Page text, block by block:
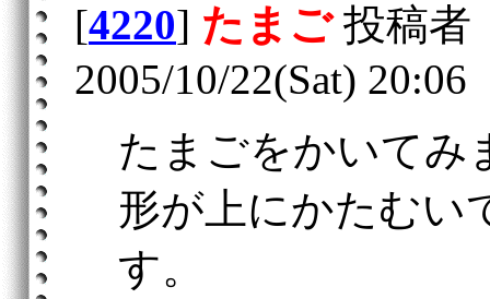
[4220] たまご投稿者
2005/10/22(Sat) 20:06
たまごをかいてみ
形が上にかたむい
す。